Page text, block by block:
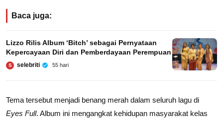
Baca juga:
Lizzo Rilis Album ‘Bitch’ sebagai Pernyataan
Kepercayaan Diri dan Pemberdayaan Perempuan
S selebriti 55 hari
Tema tersebut menjadi benang merah dalam seluruh lagu di
Eyes Full. Album ini mengangkat kehidupan masyarakat kelas